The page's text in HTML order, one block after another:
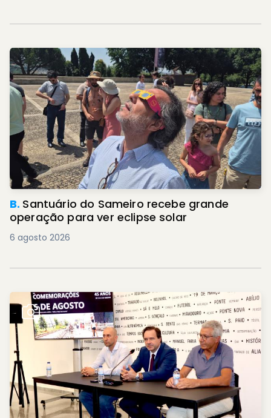
B. Santuário do Sameiro recebe grande
operação para ver eclipse solar
6 agosto 2026